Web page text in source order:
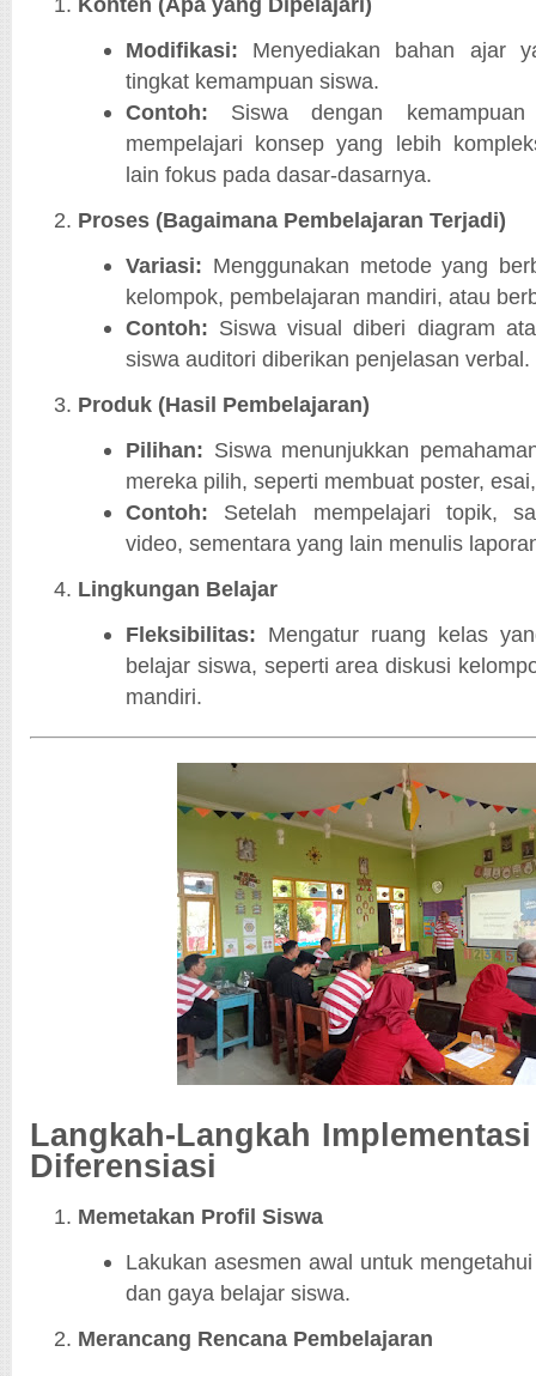
Modifikasi: Menyediakan bahan ajar
tingkat kemampuan siswa.
Contoh: Siswa dengan
mempelajari konsep yang lebih
lain fokus pada dasar-dasarnya.
Proses (Bagaimana Pembelajaran Terjadi)
Variasi: Menggunakan metode yang
kelompok, pembelajaran mandiri, atau
Contoh: Siswa visual diberi diagram
siswa auditori diberikan penjelasan verbal.
Produk (Hasil Pembelajaran)
Pilihan: Siswa menunjukkan
mereka pilih, seperti membuat poster,
Contoh: Setelah mempelajari topik,
video, sementara yang lain menulis
Lingkungan Belajar
Fleksibilitas: Mengatur ruang kelas
belajar siswa, seperti area diskusi
mandiri.
Langkah-Langkah
Diferensiasi
Memetakan Profil Siswa
Lakukan asesmen awal untuk
dan gaya belajar siswa.
Merancang Rencana Pembelajaran